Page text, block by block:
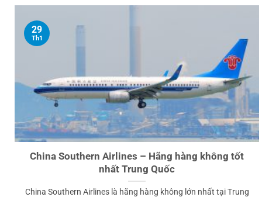
China Southern Airlines – Hãng hàng không tốt
nhất Trung Quốc
China Southern Airlines là hãng hàng không lớn nhất tại Trung
29
Th1